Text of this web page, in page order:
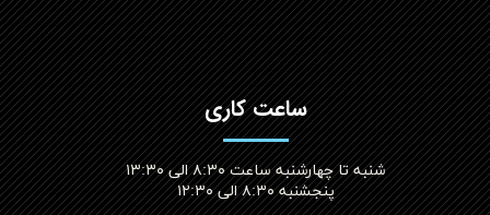
ساعت کاری
شنبه تا چهارشنبه ساعت ۸:۳۰ الی ۱۳:۳۰
پنجشنبه ۸:۳۰ الی ۱۲:۳۰​​​​​​​